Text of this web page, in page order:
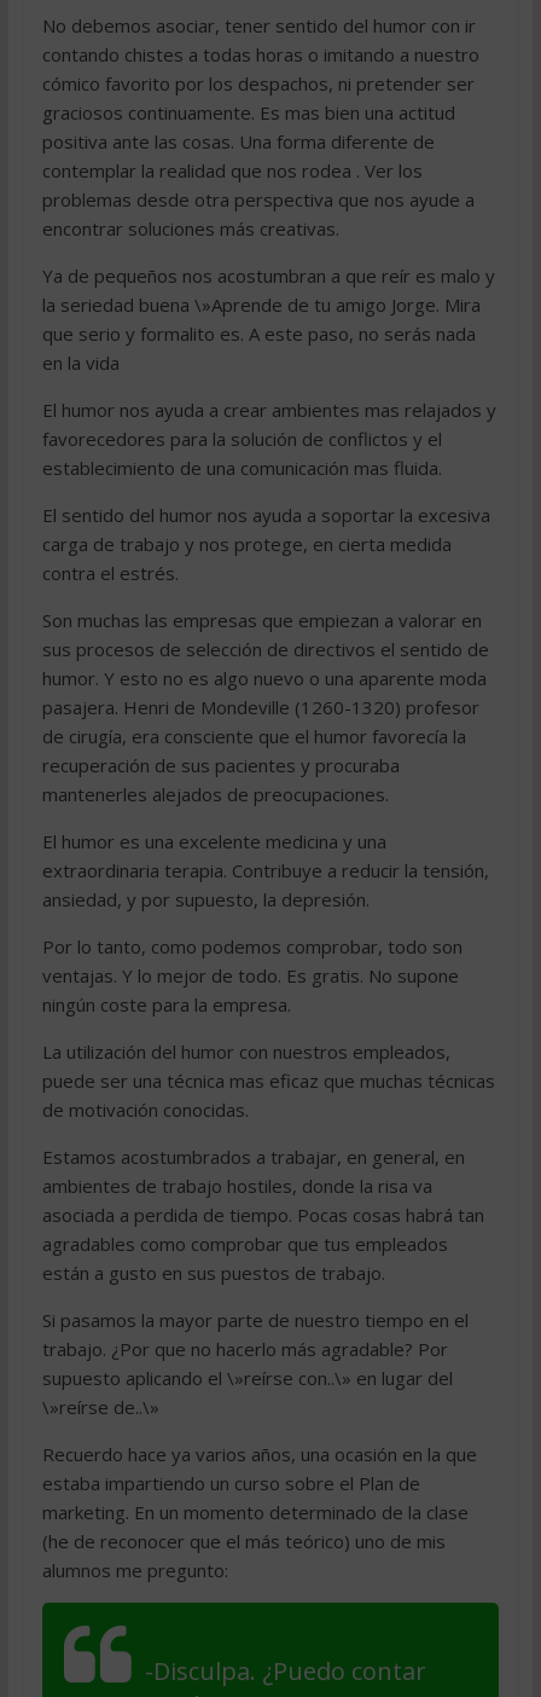
No debemos asociar, tener sentido del humor con ir
contando chistes a todas horas o imitando a nuestro
cómico favorito por los despachos, ni pretender ser
graciosos continuamente. Es mas bien una actitud
positiva ante las cosas. Una forma diferente de
contemplar la realidad que nos rodea . Ver los
problemas desde otra perspectiva que nos ayude a
encontrar soluciones más creativas.
Ya de pequeños nos acostumbran a que reír es malo y
la seriedad buena \»Aprende de tu amigo Jorge. Mira
que serio y formalito es. A este paso, no serás nada
en la vida
El humor nos ayuda a crear ambientes mas relajados y
favorecedores para la solución de conflictos y el
establecimiento de una comunicación mas fluida.
El sentido del humor nos ayuda a soportar la excesiva
carga de trabajo y nos protege, en cierta medida
contra el estrés.
Son muchas las empresas que empiezan a valorar en
sus procesos de selección de directivos el sentido de
humor. Y esto no es algo nuevo o una aparente moda
pasajera. Henri de Mondeville (1260-1320) profesor
de cirugía, era consciente que el humor favorecía la
recuperación de sus pacientes y procuraba
mantenerles alejados de preocupaciones.
El humor es una excelente medicina y una
extraordinaria terapia. Contribuye a reducir la tensión,
ansiedad, y por supuesto, la depresión.
Por lo tanto, como podemos comprobar, todo son
ventajas. Y lo mejor de todo. Es gratis. No supone
ningún coste para la empresa.
La utilización del humor con nuestros empleados,
puede ser una técnica mas eficaz que muchas técnicas
de motivación conocidas.
Estamos acostumbrados a trabajar, en general, en
ambientes de trabajo hostiles, donde la risa va
asociada a perdida de tiempo. Pocas cosas habrá tan
agradables como comprobar que tus empleados
están a gusto en sus puestos de trabajo.
Si pasamos la mayor parte de nuestro tiempo en el
trabajo. ¿Por que no hacerlo más agradable? Por
supuesto aplicando el \»reírse con..\» en lugar del
\»reírse de..\»
Recuerdo hace ya varios años, una ocasión en la que
estaba impartiendo un curso sobre el Plan de
marketing. En un momento determinado de la clase
(he de reconocer que el más teórico) uno de mis
alumnos me pregunto:
-Disculpa. ¿Puedo contar